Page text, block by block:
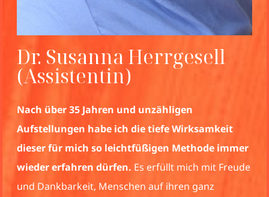
Sibylle Eisenburger LSB
(Assistentin)
Aufstellungsarbeit begeistert und berührt mich
immer wieder aufs Neue.
Seit ich selbst erfahren durfte, wie wahrhaftig,
heilsam und kraftvoll das dabei entstehende Feld
wirkt, ist sie ein zentraler Bestandteil meines
Wirkens geworden.